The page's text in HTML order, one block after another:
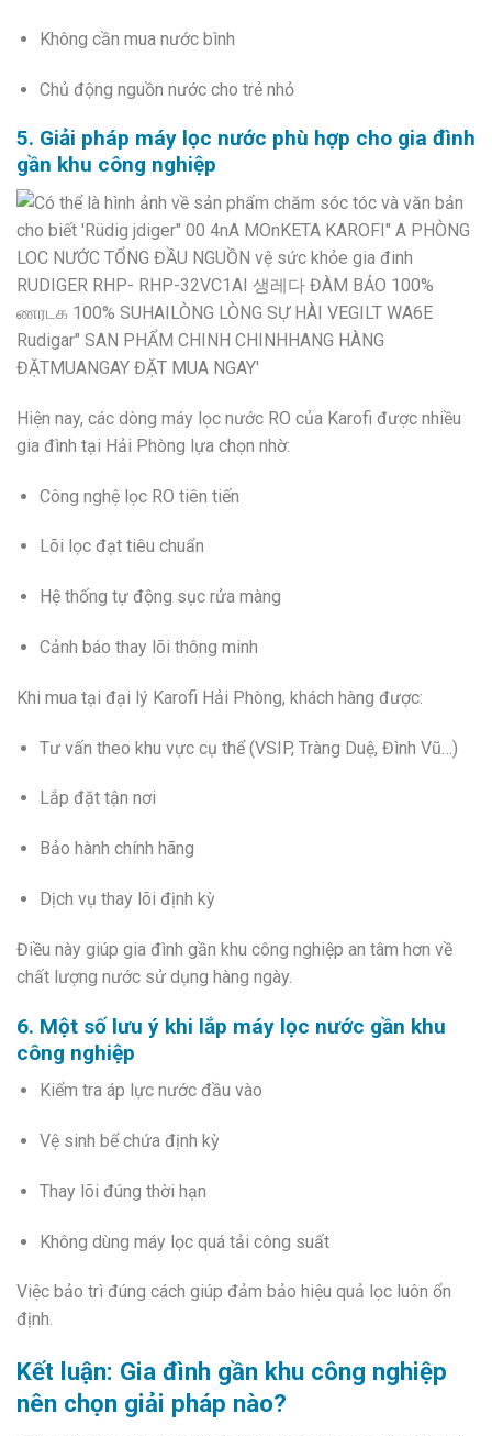
Không cần mua nước bình
Chủ động nguồn nước cho trẻ nhỏ
5. Giải pháp máy lọc nước phù hợp cho gia đình
gần khu công nghiệp
Hiện nay, các dòng máy lọc nước RO của Karofi được nhiều
gia đình tại Hải Phòng lựa chọn nhờ:
Công nghệ lọc RO tiên tiến
Lõi lọc đạt tiêu chuẩn
Hệ thống tự động sục rửa màng
Cảnh báo thay lõi thông minh
Khi mua tại đại lý Karofi Hải Phòng, khách hàng được:
Tư vấn theo khu vực cụ thể (VSIP, Tràng Duệ, Đình Vũ…)
Lắp đặt tận nơi
Bảo hành chính hãng
Dịch vụ thay lõi định kỳ
Điều này giúp gia đình gần khu công nghiệp an tâm hơn về
chất lượng nước sử dụng hàng ngày.
6. Một số lưu ý khi lắp máy lọc nước gần khu
công nghiệp
Kiểm tra áp lực nước đầu vào
Vệ sinh bể chứa định kỳ
Thay lõi đúng thời hạn
Không dùng máy lọc quá tải công suất
Việc bảo trì đúng cách giúp đảm bảo hiệu quả lọc luôn ổn
định.
Kết luận: Gia đình gần khu công nghiệp
nên chọn giải pháp nào?